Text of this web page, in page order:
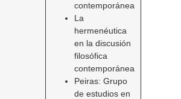
contemporánea
La
hermenéutica
en la discusión
filosófica
contemporánea
Peiras: Grupo
de estudios en